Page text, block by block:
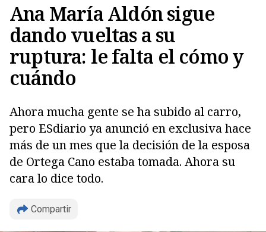
Ana María Aldón sigue
dando vueltas a su
ruptura: le falta el cómo y
cuándo
Ahora mucha gente se ha subido al carro,
pero ESdiario ya anunció en exclusiva hace
más de un mes que la decisión de la esposa
de Ortega Cano estaba tomada. Ahora su
cara lo dice todo.
Compartir